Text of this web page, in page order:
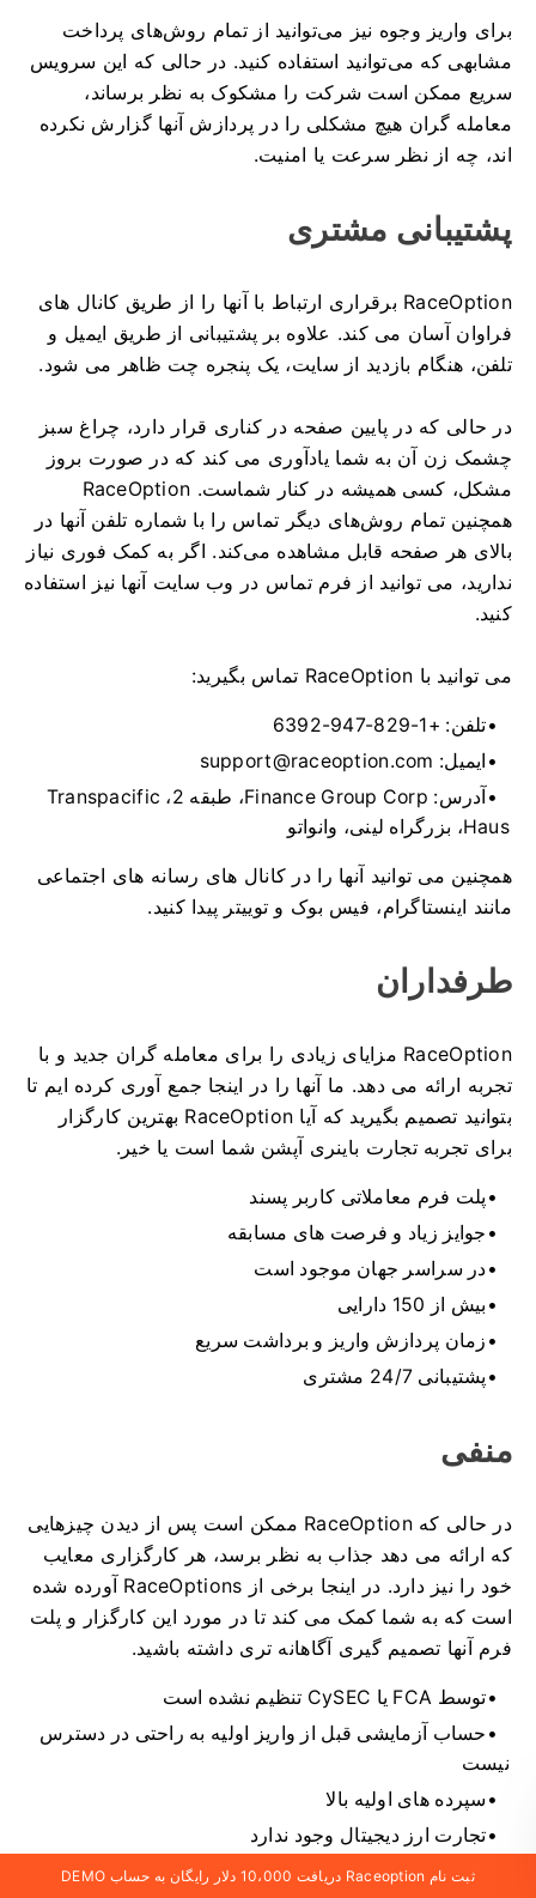
برای واریز وجوه نیز می‌توانید از تمام روش‌های پرداخت
مشابهی که می‌توانید استفاده کنید. در حالی که این سرویس
سریع ممکن است شرکت را مشکوک به نظر برساند،
معامله گران هیچ مشکلی را در پردازش آنها گزارش نکرده
اند، چه از نظر سرعت یا امنیت.
پشتیبانی مشتری
RaceOption برقراری ارتباط با آنها را از طریق کانال های
فراوان آسان می کند. علاوه بر پشتیبانی از طریق ایمیل و
تلفن، هنگام بازدید از سایت، یک پنجره چت ظاهر می شود.
در حالی که در پایین صفحه در کناری قرار دارد، چراغ سبز
چشمک زن آن به شما یادآوری می کند که در صورت بروز
مشکل، کسی همیشه در کنار شماست. RaceOption
همچنین تمام روش‌های دیگر تماس را با شماره تلفن آنها در
بالای هر صفحه قابل مشاهده می‌کند. اگر به کمک فوری نیاز
ندارید، می توانید از فرم تماس در وب سایت آنها نیز استفاده
کنید.
می توانید با RaceOption تماس بگیرید:
تلفن: +1-829-947-6392
ایمیل: support@raceoption.com
آدرس: Finance Group Corp، طبقه 2، Transpacific
Haus، بزرگراه لینی، وانواتو
همچنین می توانید آنها را در کانال های رسانه های اجتماعی
مانند اینستاگرام، فیس بوک و توییتر پیدا کنید.
طرفداران
RaceOption مزایای زیادی را برای معامله گران جدید و با
تجربه ارائه می دهد. ما آنها را در اینجا جمع آوری کرده ایم تا
بتوانید تصمیم بگیرید که آیا RaceOption بهترین کارگزار
برای تجربه تجارت باینری آپشن شما است یا خیر.
پلت فرم معاملاتی کاربر پسند
جوایز زیاد و فرصت های مسابقه
در سراسر جهان موجود است
بیش از 150 دارایی
زمان پردازش واریز و برداشت سریع
پشتیبانی 24/7 مشتری
منفی
در حالی که RaceOption ممکن است پس از دیدن چیزهایی
که ارائه می دهد جذاب به نظر برسد، هر کارگزاری معایب
خود را نیز دارد.
در اینجا برخی از RaceOptions آورده شده
است که به شما کمک می کند تا در مورد این کارگزار و پلت
فرم آنها تصمیم گیری آگاهانه تری داشته باشید.
توسط FCA یا CySEC تنظیم نشده است
حساب آزمایشی قبل از واریز اولیه به راحتی در دسترس
نیست
سپرده های اولیه بالا
تجارت ارز دیجیتال وجود ندارد
ثبت نام Raceoption دریافت 10،000 دلار رایگان به حساب DEMO